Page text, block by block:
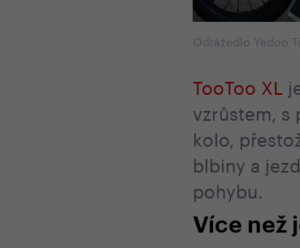
Odrážedlo Yedoo
TooToo XL
vzrůstem, s
kolo,
blbiny a
pohybu.
Více než